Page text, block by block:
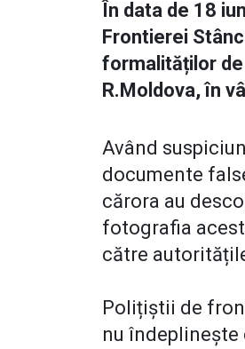
În data de 18
Frontierei
formalităților
R.Moldova, în
Având
documente
cărora au
fotografia
către
Polițiștii de
nu